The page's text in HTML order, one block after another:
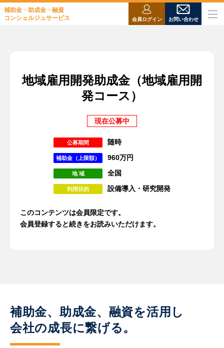
補助金・助成金・融資
コンシェルジュサービス
会員ログイン お問い合わせ
地域雇用開発助成金（地域雇用開
発コース）
現在公募中
公募期間 随時
補助金（上限額） 960万円
地 域 全国
利用目的 設備導入・研究開発
このコンテンツは会員限定です。
会員登録すると続きをお読みいただけます。
補助金、助成金、融資を活用し
会社の成長に繋げる。